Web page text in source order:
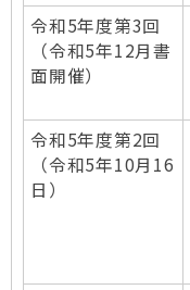
令和5年度第3回
（令和5年12月書
面開催）
令和5年度第2回
（令和5年10月16
日）